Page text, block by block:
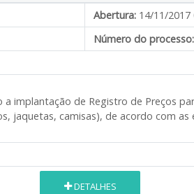
Abertura: 14/11/2017
Número do processo:
implantação de Registro de Preços
jaquetas, camisas), de acordo com as
DETALHES